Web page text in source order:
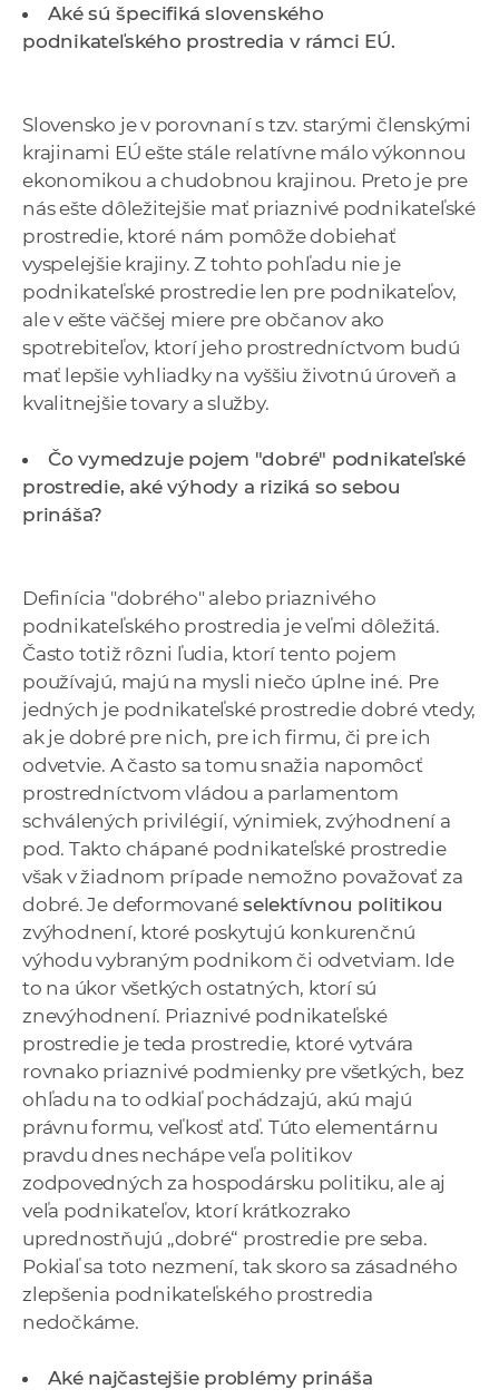
Aké sú špecifiká slovenského
podnikateľského prostredia v rámci EÚ.
Slovensko je v porovnaní s tzv. starými členskými
krajinami EÚ ešte stále relatívne málo výkonnou
ekonomikou a chudobnou krajinou. Preto je pre
nás ešte dôležitejšie mať priaznivé podnikateľské
prostredie, ktoré nám pomôže dobiehať
vyspelejšie krajiny. Z tohto pohľadu nie je
podnikateľské prostredie len pre podnikateľov,
ale v ešte väčšej miere pre občanov ako
spotrebiteľov, ktorí jeho prostredníctvom budú
mať lepšie vyhliadky na vyššiu životnú úroveň a
kvalitnejšie tovary a služby.
Čo vymedzuje pojem "dobré" podnikateľské
prostredie, aké výhody a riziká so sebou
prináša?
Definícia "dobrého" alebo priaznivého
podnikateľského prostredia je veľmi dôležitá.
Často totiž rôzni ľudia, ktorí tento pojem
používajú, majú na mysli niečo úplne iné. Pre
jedných je podnikateľské prostredie dobré vtedy,
ak je dobré pre nich, pre ich firmu, či pre ich
odvetvie. A často sa tomu snažia napomôcť
prostredníctvom vládou a parlamentom
schválených privilégií, výnimiek, zvýhodnení a
pod. Takto chápané podnikateľské prostredie
však v žiadnom prípade nemožno považovať za
dobré. Je deformovanéselektívnou politikou
zvýhodnení, ktoré poskytujú konkurenčnú
výhodu vybraným podnikom či odvetviam. Ide
to na úkor všetkých ostatných, ktorí sú
znevýhodnení. Priaznivé podnikateľské
prostredie je teda prostredie, ktoré vytvára
rovnako priaznivé podmienky pre všetkých, bez
ohľadu na to odkiaľ pochádzajú, akú majú
právnu formu, veľkosť atď. Túto elementárnu
pravdu dnes nechápe veľa politikov
zodpovedných za hospodársku politiku, ale aj
veľa podnikateľov, ktorí krátkozrako
uprednostňujú „dobré“ prostredie pre seba.
Pokiaľ sa toto nezmení, tak skoro sa zásadného
zlepšenia podnikateľského prostredia
nedočkáme.
Aké najčastejšie problémy prináša